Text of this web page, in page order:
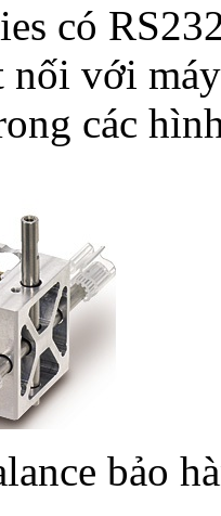
có
nối với
các
bảo